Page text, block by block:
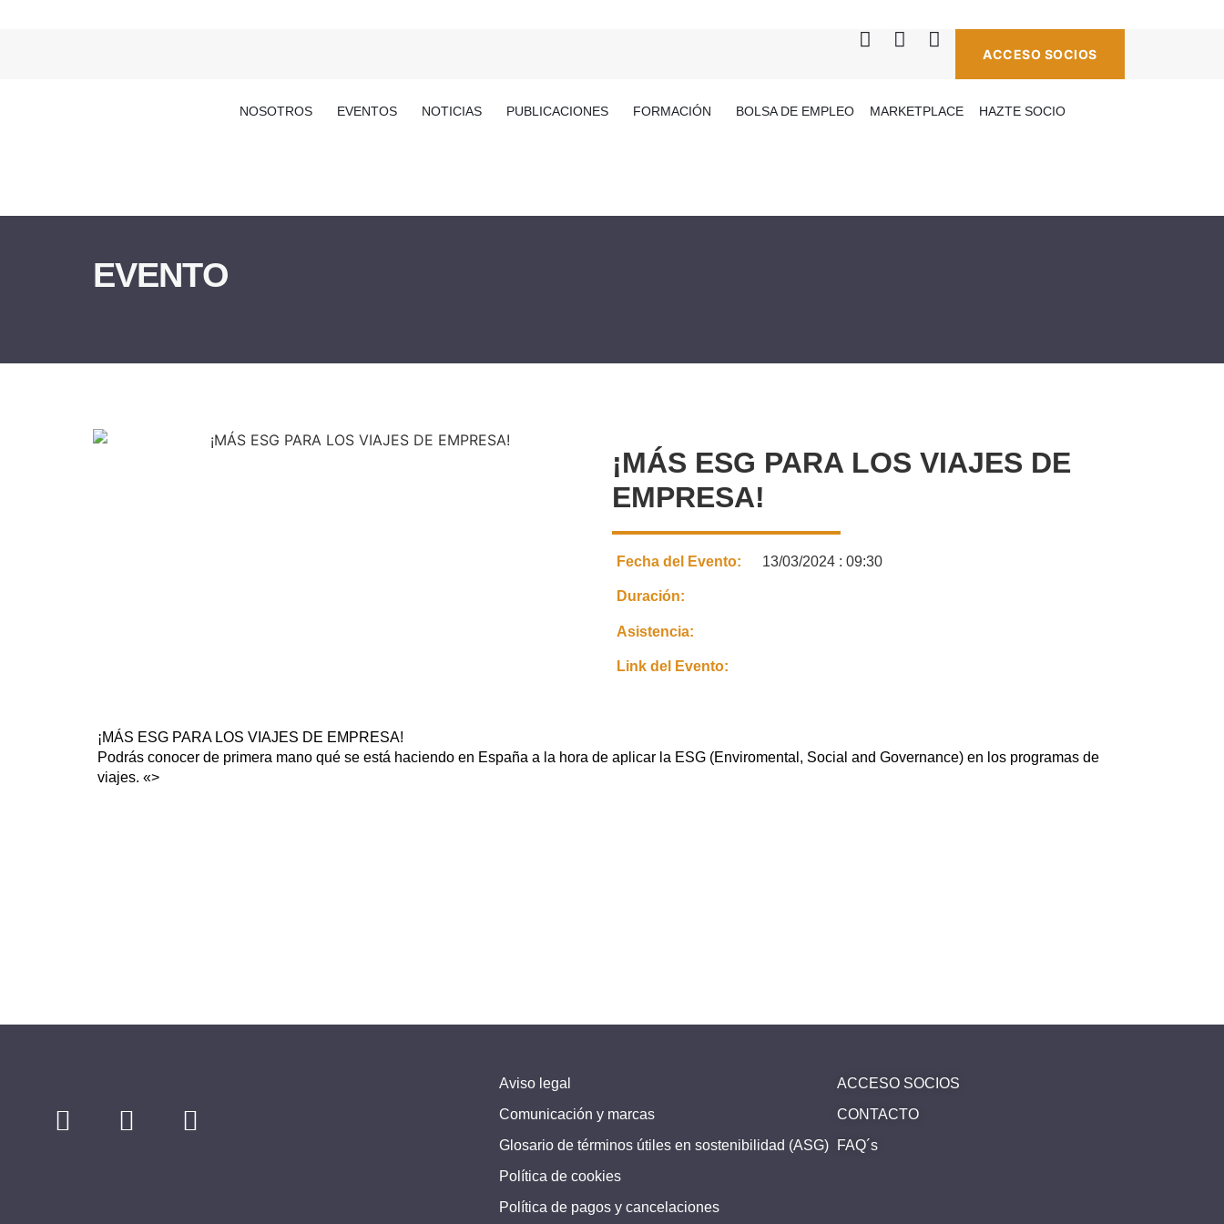
ACCESO SOCIOS
NOSOTROS EVENTOS NOTICIAS PUBLICACIONES FORMACIÓN BOLSA DE EMPLEO MARKETPLACE HAZTE SOCIO
EVENTO
¡MÁS ESG PARA LOS VIAJES DE
EMPRESA!
Fecha del Evento: 13/03/2024 : 09:30
Duración:
Asistencia:
Link del Evento:
¡MÁS ESG PARA LOS VIAJES DE EMPRESA!
Podrás conocer de primera mano qué se está haciendo en España a la hora de aplicar la ESG (Enviromental, Social and Governance) en los programas de
viajes. «>
Aviso legal
Comunicación y marcas
Glosario de términos útiles en sostenibilidad (ASG)
Política de cookies
Política de pagos y cancelaciones
ACCESO SOCIOS
CONTACTO
FAQ´s